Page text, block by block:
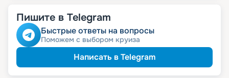
Пишите в Telegram
Быстрые ответы на вопросы
Поможем с выбором круиза
Написать в Telegram